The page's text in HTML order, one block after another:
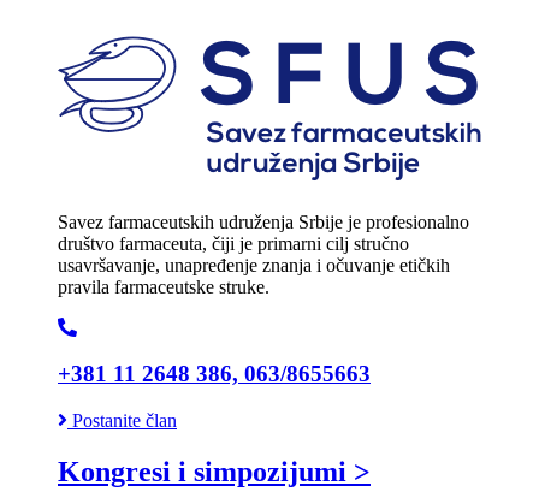
Savez farmaceutskih udruženja Srbije je profesionalno
društvo farmaceuta, čiji je primarni cilj stručno
usavršavanje, unapređenje znanja i očuvanje etičkih
pravila farmaceutske struke.
+381 11 2648 386, 063/8655663
Postanite član
Kongresi i simpozijumi >